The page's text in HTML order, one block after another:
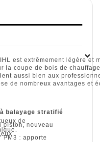
est extrêmement légère et
la coupe de bois de
aussi bien aux
de nombreux avantages et
balayage stratifié
de
piston, nouveau
PM3 : apporte